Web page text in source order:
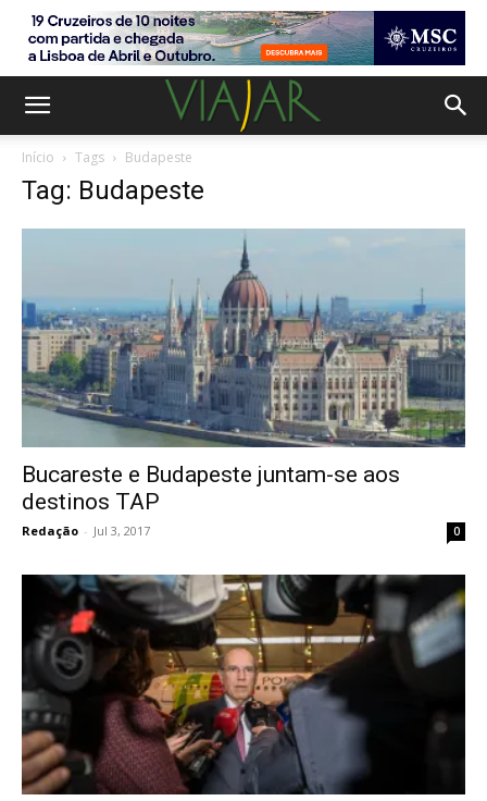
Início Tags Budapeste
Tag: Budapeste
Bucareste e Budapeste juntam-se aos
destinos TAP
Redação - Jul 3, 2017 0